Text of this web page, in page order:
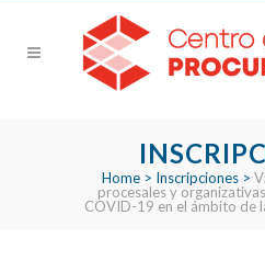
Home> Inscripciones>
procesales y
COVID-19 en el ámbito de